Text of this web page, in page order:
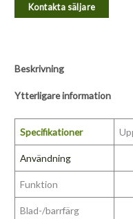
Kontakta säljare
Beskrivning
Ytterligare information
Specifikationer
Användning
Funktion
Blad-/barrfärg